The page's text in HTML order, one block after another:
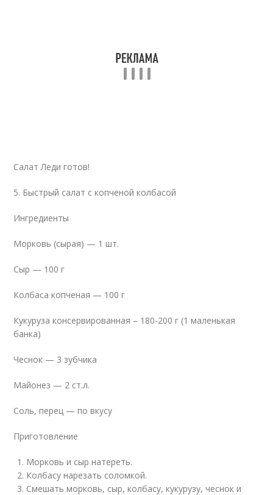
Салат Леди готов!
5. Быстрый салат с копченой колбасой
Ингредиенты
Морковь (сырая) — 1 шт.
Сыр — 100 г
Колбаса копченая — 100 г
Кукуруза консервированная – 180-200 г (1 маленькая
банка)
Чеснок — 3 зубчика
Майонез — 2 ст.л.
Соль, перец — по вкусу
Приготовление
Морковь и сыр натереть.
Колбасу нарезать соломкой.
Смешать морковь, сыр, колбасу, кукурузу, чеснок и